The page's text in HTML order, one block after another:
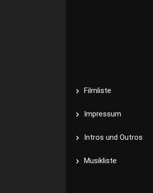
Filmliste
Impressum
Intros und Outros
Musikliste